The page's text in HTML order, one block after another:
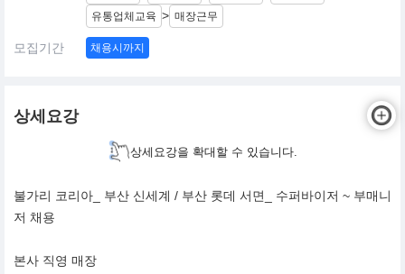
유통업체교육 > 매장근무
모집기간 채용시까지
상세요강
상세요강을 확대할 수 있습니다.
불가리 코리아_ 부산 신세계 / 부산 롯데 서면_ 수퍼바이저 ~ 부매니
저 채용
본사 직영 매장